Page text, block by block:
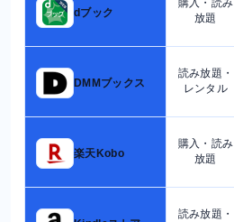
dブック
放題
DMMブックス
読み放題・
レンタル
楽天Kobo
購入・読み
放題
読み放題・